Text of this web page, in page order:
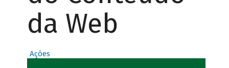
da Web
Ações